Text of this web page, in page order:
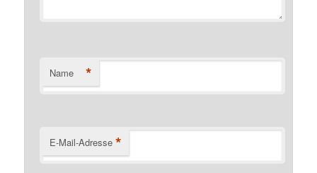
Name *
E-Mail-Adresse *